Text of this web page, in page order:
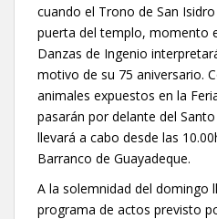
cuando el Trono de San
puerta del templo, momento
Danzas de Ingenio
motivo de su 75 aniversario.
animales expuestos en la
pasarán por delante del
llevará a cabo desde las
Barranco de Guayadeque.
A la solemnidad del domingo
programa de actos previsto